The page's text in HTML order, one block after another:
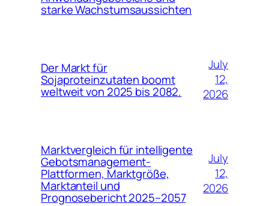
starke Wachstumsaussichten
Der Markt für
Sojaproteinzutaten boomt
weltweit von 2025 bis 2082.
July
12,
2026
Marktvergleich für intelligente
Gebotsmanagement-
Plattformen, Marktgröße,
Marktanteil und
Prognosebericht 2025–2057
July
12,
2026